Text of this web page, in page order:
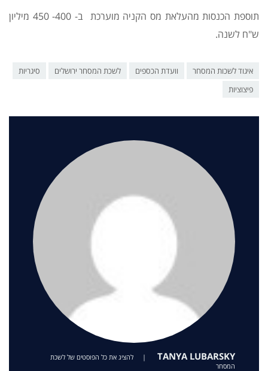
תוספת הכנסות מהעלאת מס הקניה מוערכת ב- 400- 450 מיליון
ש"ח לשנה.
איגוד לשכות המסחר וועדת הכספים לשכת המסחר ירושלים
סיגריות
פיצוציות
TANYA LUBARSKY
|
להציג את כל הפוסטים של לשכת
המסחר